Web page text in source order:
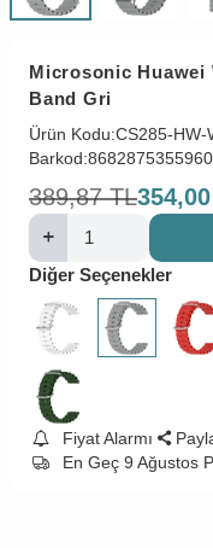
Microsonic Huawei
Band Gri
Ürün Kodu:CS285-HW-
Barkod:8682875355960
389,87 TL354,00
Diğer Seçenekler
Fiyat Alarmı
En Geç 9 Ağustos